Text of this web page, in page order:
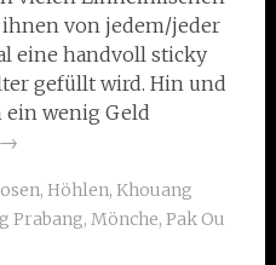
von jedem/jeder
eine handvoll sticky
gefüllt wird. Hin und
wenig Geld
→
, Höhlen, Khouang
Prabang, Mönche, Pak Ou